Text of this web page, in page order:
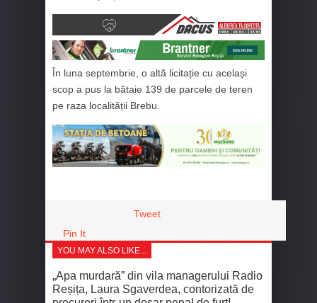
În luna septembrie, o altă licitație cu același
scop a pus la bătaie 139 de parcele de teren
pe raza localității Brebu.
Tweet
Pin It
YOU MAY ALSO LIKE...
„Apa murdară” din vila managerului Radio
Reșița, Laura Sgaverdea, contorizată de